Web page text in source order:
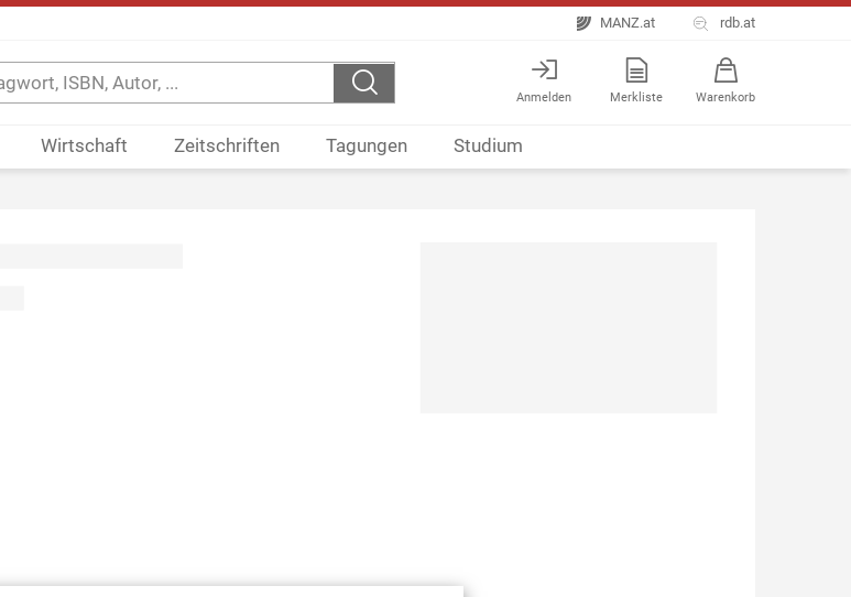
MANZ.at rdb.at
Anmelden Merkliste Warenkorb
Wirtschaft Zeitschriften Tagungen Studium